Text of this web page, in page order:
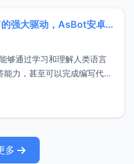
得益于OpenAI和ChatGPT的强大驱动，AsBot安卓客户端已完成
够通过学习和理解人类语言
能力，甚至可以完成编写代
，到后来的PC客户端
blog.xiaoz.org/
多